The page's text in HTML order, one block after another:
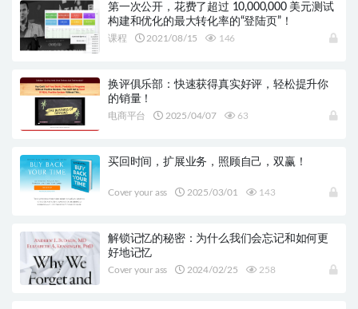
第一次公开，花费了超过 10,000,000 美元测试
构建和优化的最大转化率的“登陆页”！
课程 2021/08/15 146
换评俱乐部：快速获得真实好评，轻松提升你
的销量！
电商平台 2025/04/07 63
买回时间，扩展业务，照顾自己，双赢！
Cover your ass 2025/03/01 143
解锁记忆的秘密：为什么我们会忘记和如何更
好地记忆
Cover your ass 2024/02/25 258